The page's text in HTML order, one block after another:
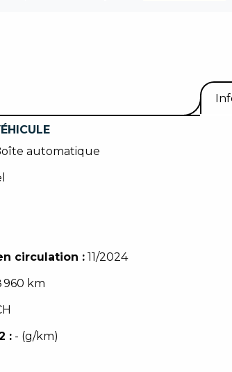
automatique
circulation :11/2024
km
:- (g/km)